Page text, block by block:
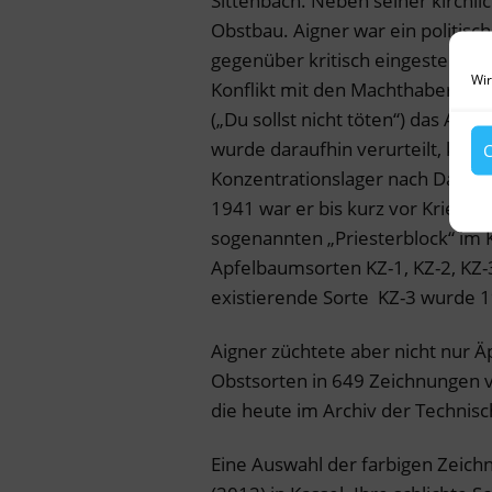
Obstbau. Aigner war ein
gegenüber kritisch eingestellt.
Konflikt mit den Machthabern,
(„Du sollst nicht töten“) das
wurde daraufhin verurteilt, kam
Konzentrationslager nach
1941 war er bis kurz vor
sogenannten „Priesterblock“ im
Apfelbaumsorten KZ-1, KZ-2,
existierende Sorte KZ-3 wurde
Aigner züchtete aber nicht nur
Obstsorten in 649 Zeichnungen
die heute im Archiv der
Eine Auswahl der farbigen